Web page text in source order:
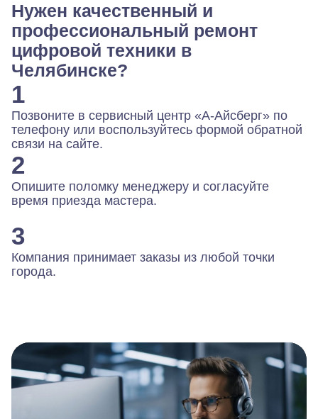
Нужен качественный и
профессиональный ремонт
цифровой техники в
Челябинске?
1
Позвоните в сервисный центр «А-Айсберг» по
телефону или воспользуйтесь формой обратной
связи на сайте.
2
Опишите поломку менеджеру и согласуйте
время приезда мастера.
3
Компания принимает заказы из любой точки
города.